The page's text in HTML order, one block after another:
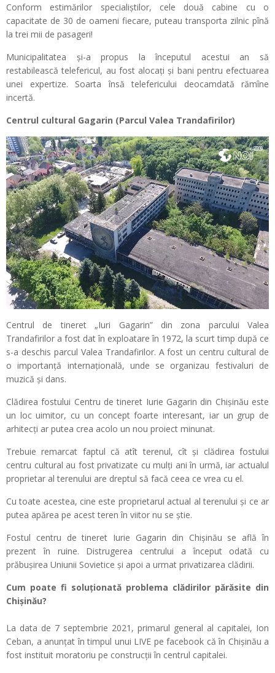
Conform estimărilor specialiștilor, cele două cabine cu o
capacitate de 30 de oameni fiecare, puteau transporta zilnic pînă
la trei mii de pasageri!
Municipalitatea și-a propus la începutul acestui an să
restabilească telefericul, au fost alocați și bani pentru efectuarea
unei expertize. Soarta însă telefericului deocamdată rămîne
incertă.
Centrul cultural Gagarin (Parcul Valea Trandafirilor)
Centrul de tineret „Iuri Gagarin” din zona parcului Valea
Trandafirilor a fost dat în exploatare în 1972, la scurt timp după ce
s-a deschis parcul Valea Trandafirilor. A fost un centru cultural de
o importanță internațională, unde se organizau festivaluri de
muzică și dans.
Clădirea fostului Centru de tineret Iurie Gagarin din Chișinău este
un loc uimitor, cu un concept foarte interesant, iar un grup de
arhitecți ar putea crea acolo un nou proiect minunat.
Trebuie remarcat faptul că atît terenul, cît și clădirea fostului
centru cultural au fost privatizate cu mulți ani în urmă, iar actualul
proprietar al terenului are dreptul să facă ceea ce vrea cu el.
Cu toate acestea, cine este proprietarul actual al terenului și ce ar
putea apărea pe acest teren în viitor nu se știe.
Fostul centru de tineret Iurie Gagarin din Chișinău se află în
prezent în ruine. Distrugerea centrului a început odată cu
prăbușirea Uniunii Sovietice și apoi a urmat privatizarea clădirii.
Cum poate fi soluționată problema clădirilor părăsite din
Chișinău?
La data de 7 septembrie 2021, primarul general al capitalei, Ion
Ceban, a anunțat în timpul unui LIVE pe facebook că în Chișinău a
fost instituit moratoriu pe construcții în centrul capitalei.